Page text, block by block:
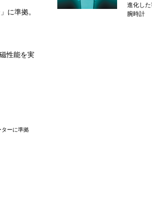
に準拠。
性能を実
ターに準拠
進化し
腕時計